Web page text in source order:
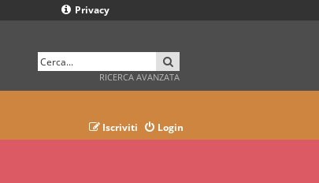
Privacy
RICERCA AVANZATA
Login
Iscriviti